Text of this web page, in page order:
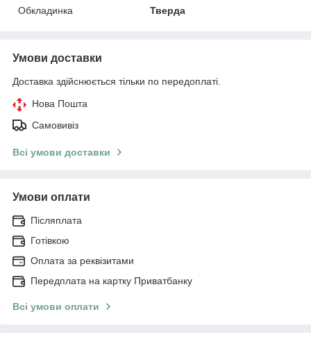
Обкладинка
Тверда
Умови доставки
Доставка здійснюється тільки по передоплаті.
Нова Пошта
Самовивіз
Всі умови доставки
Умови оплати
Післяплата
Готівкою
Оплата за реквізитами
Передплата на картку Приватбанку
Всі умови оплати